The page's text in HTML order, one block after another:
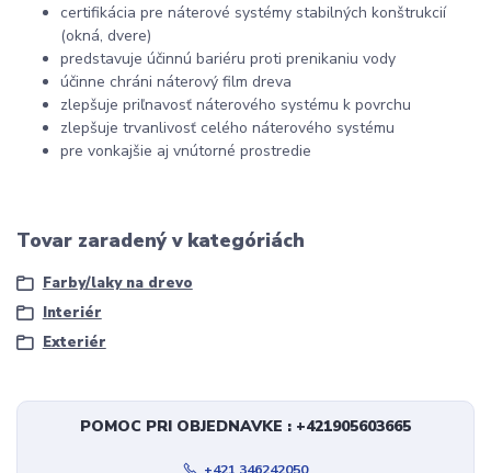
certifikácia pre náterové systémy stabilných konštrukcií
(okná, dvere)
predstavuje účinnú bariéru proti prenikaniu vody
účinne chráni náterový film dreva
zlepšuje priľnavosť náterového systému k povrchu
zlepšuje trvanlivosť celého náterového systému
pre vonkajšie aj vnútorné prostredie
Tovar zaradený v kategóriách
Farby/laky na drevo
Interiér
Exteriér
POMOC PRI OBJEDNAVKE : +421905603665
+421 346242050